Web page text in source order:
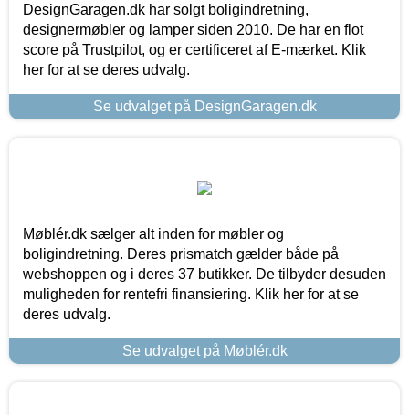
DesignGaragen.dk har solgt boligindretning,
designermøbler og lamper siden 2010. De har en flot
score på Trustpilot, og er certificeret af E-mærket. Klik
her for at se deres udvalg.
Se udvalget på DesignGaragen.dk
Møblér.dk sælger alt inden for møbler og
boligindretning. Deres prismatch gælder både på
webshoppen og i deres 37 butikker. De tilbyder desuden
muligheden for rentefri finansiering. Klik her for at se
deres udvalg.
Se udvalget på Møblér.dk